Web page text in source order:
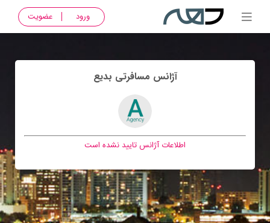
ورود عضویت
آژانس مسافرتی بديع
اطلاعات آژانس تایید نشده است